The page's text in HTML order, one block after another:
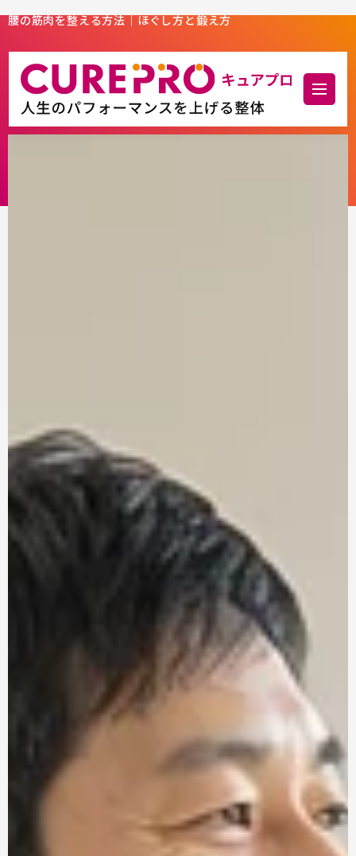
腰の筋肉を整える方法｜ほぐし方と鍛え方